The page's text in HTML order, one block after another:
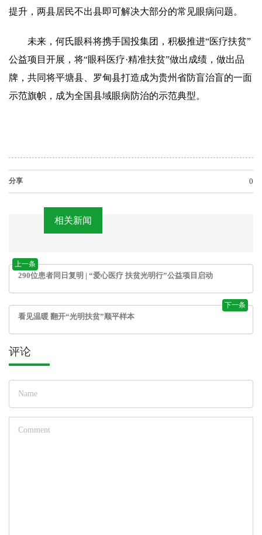
提升，两县居民不出县即可解决大部分的常见眼病问题。
未来，何氏眼科将携手国投集团，积极推进“医疗扶贫”
公益项目开展，将“眼科医疗·精准扶贫”做出成绩，做出品
牌，共同将平塘县、罗甸县打造成为贵州省防盲治盲的一面
示范旗帜，成为全国县域眼病防治的示范典型。
分享 0
相关新闻
上一条
290位患者同日复明 | “爱心医疗 扶贫光明行”公益项目启动
下一条
看见温暖 翻开“光明扶贫”顺平样本
评论